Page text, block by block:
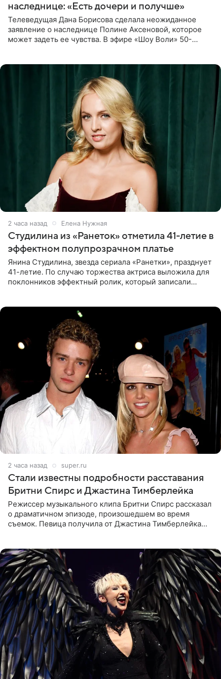
наследнице: «Есть дочери и получше»
Телеведущая Дана Борисова сделала неожиданное
заявление о наследнице Полине Аксеновой, которое
может задеть ее чувства. В эфире «Шоу Воли» 50-
2 часа назад Елена Нужная
Студилина из «Ранеток» отметила 41-летие в
эффектном полупрозрачном платье
Янина Студилина, звезда сериала «Ранетки», празднует
41-летие. По случаю торжества актриса выложила для
поклонников эффектный ролик, который записали
2 часа назад super.ru
Стали известны подробности расставания
Бритни Спирс и Джастина Тимберлейка
Режиссер музыкального клипа Бритни Спирс рассказал
о драматичном эпизоде, произошедшем во время
съемок. Певица получила от Джастина Тимберлейка